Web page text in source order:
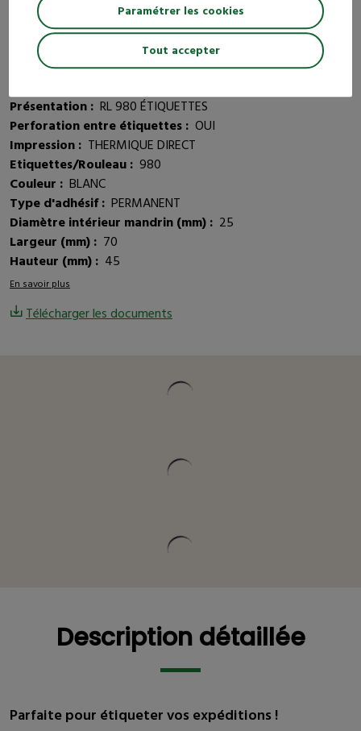
Parfaite pour étiqueter vos expéditions !
Référence article :
628142
Composition :PAPIER
Présentation : RL 980 ÉTIQUETTES
Perforation entre étiquettes : OUI
Impression : THERMIQUE DIRECT
Etiquettes/Rouleau : 980
Couleur : BLANC
Type d'adhésif : PERMANENT
Diamètre intérieur mandrin (mm) : 25
Largeur (mm) : 70
Hauteur (mm) : 45
En savoir plus
Télécharger les documents
Vous pourriez être intéressé
Description détaillée
Parfaite pour étiqueter vos expéditions !
Paramétrer les cookies
Tout accepter